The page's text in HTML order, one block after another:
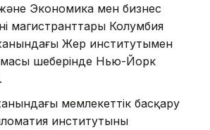
және Экономика мен бизнес
магистранттары Колумбия
жанындағы Жер институтымен
шеңберінде Нью-Йорк
мемлекеттік басқару
институтының